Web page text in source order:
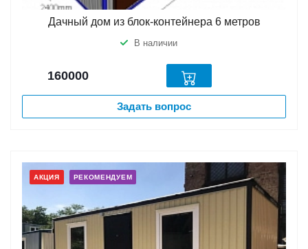
Дачный дом из блок-контейнера 6 метров
В наличии
160000
Задать вопрос
АКЦИЯ РЕКОМЕНДУЕМ